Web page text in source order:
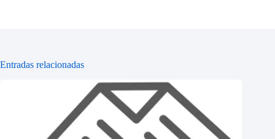
Entradas relacionadas